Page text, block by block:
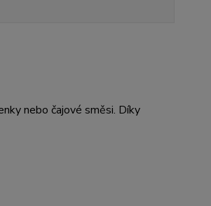
nebo čajové směsi. Díky